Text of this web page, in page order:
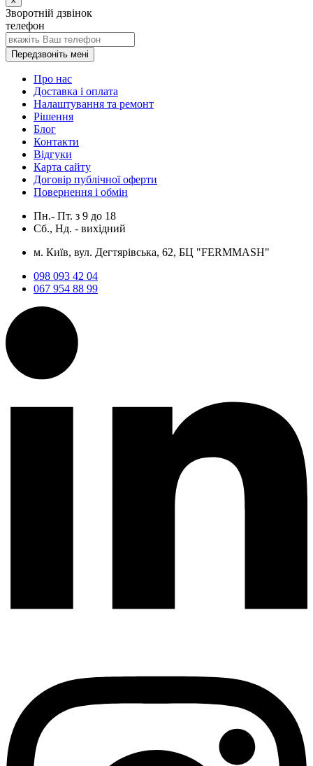
Зворотній дзвінок
телефон
Передзвоніть мені
Про нас
Доставка і оплата
Налаштування та ремонт
Рішення
Блог
Контакти
Відгуки
Карта сайту
Договір публічної оферти
Повернення і обмін
Пн.- Пт. з 9 до 18
Сб., Нд. - вихідний
м. Київ, вул. Дегтярівська, 62, БЦ "FERMMASH"
098 093 42 04
067 954 88 99